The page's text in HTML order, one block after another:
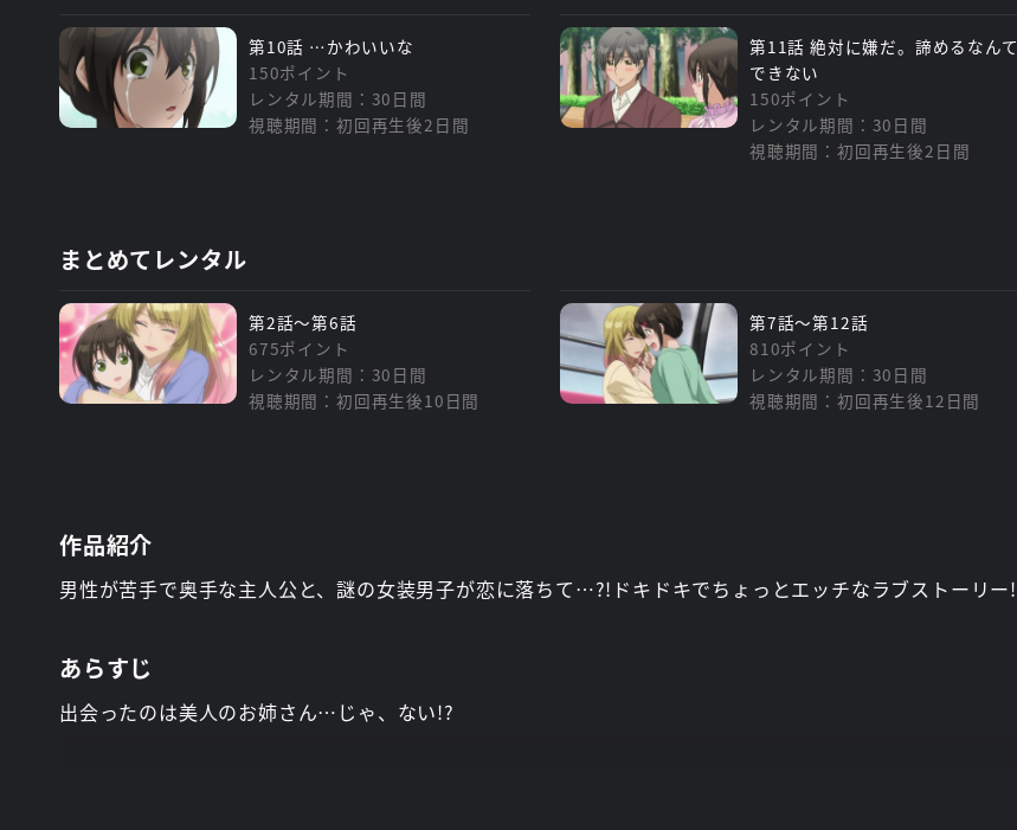
第10話 …かわいいな
150ポイント
レンタル期間：30日間
視聴期間：初回再生後2日間
第11話 絶対に嫌だ。諦めるなんて
できない
150ポイント
レンタル期間：30日間
視聴期間：初回再生後2日間
まとめてレンタル
第2話～第6話
675ポイント
レンタル期間：30日間
視聴期間：初回再生後10日間
第7話～第12話
810ポイント
レンタル期間：30日間
視聴期間：初回再生後12日間
作品紹介
男性が苦手で奥手な主人公と、謎の女装男子が恋に落ちて…?!ドキドキでちょっとエッチなラブストーリー!
あらすじ
出会ったのは美人のお姉さん…じゃ、ない!?